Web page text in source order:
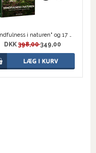
"Mindfulness i naturen" og 17 guidede meditationer
DKK398,00349,00